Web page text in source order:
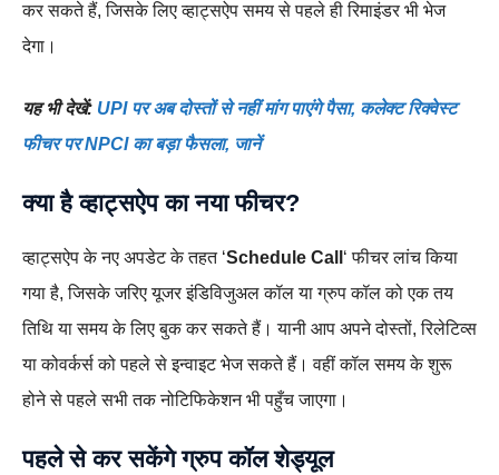
कर सकते हैं, जिसके लिए व्हाट्सऐप समय से पहले ही रिमाइंडर भी भेज
देगा।
यह भी देखें: UPI पर अब दोस्तों से नहीं मांग पाएंगे पैसा, कलेक्ट रिक्वेस्ट
फीचर पर NPCI का बड़ा फैसला, जानें
क्या है व्हाट्सऐप का नया फीचर?
व्हाट्सऐप के नए अपडेट के तहत ‘Schedule Call ‘ फीचर लांच किया
गया है, जिसके जरिए यूजर इंडिविजुअल कॉल या ग्रुप कॉल को एक तय
तिथि या समय के लिए बुक कर सकते हैं। यानी आप अपने दोस्तों, रिलेटिव्स
या कोवर्कर्स को पहले से इन्वाइट भेज सकते हैं। वहीं कॉल समय के शुरू
होने से पहले सभी तक नोटिफिकेशन भी पहुँच जाएगा।
पहले से कर सकेंगे ग्रुप कॉल शेड्यूल